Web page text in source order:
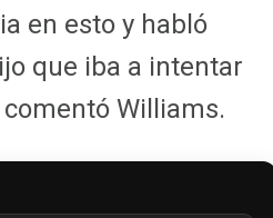
en esto y habló
que iba a intentar
Williams.